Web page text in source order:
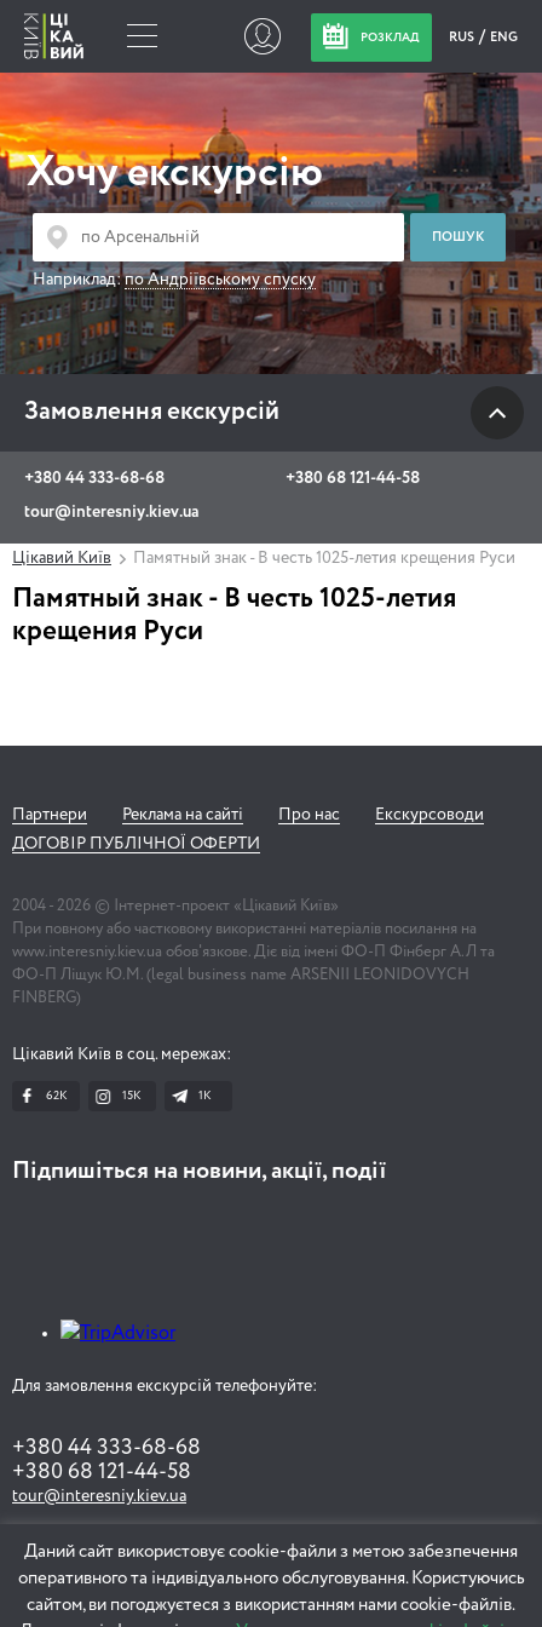
РОЗКЛАД RUS ENG
Хочу екскурсію
Наприклад:по Андріївському спуску
Замовлення екскурсій
+380 44 333-68-68
+380 68 121-44-58
tour@interesniy.kiev.ua
Замовлення
екскурсій
+380 44 333-68-68
+380 68 121-44-58
tour@interesniy.kiev.ua
з 10.00 до 19:30 щоденно
Viber WhatsApp
Цікавий Київ Памятный знак - В честь 1025-летия крещения Руси
Памятный знак - В честь 1025-летия
крещения Руси
Партнери Реклама на сайті Про нас
Екскурсоводи
ДОГОВІР ПУБЛІЧНОЇ ОФЕРТИ
2004 - 2026 © Інтернет-проект «Цікавий Київ»
При повному або частковому використанні матеріалів посилання на
www.interesniy.kiev.ua обов'язкове. Діє від імені ФО-П Фінберг А.Л та
ФО-П Ліщук Ю.М. (legal business name ARSENII LEONIDOVYCH
FINBERG)
Цікавий Київ в соц. мережах:
62K 15K 1К
Підпишіться на новини, акції, події
Для замовлення екскурсій телефонуйте:
+380 44 333-68-68
+380 68 121-44-58
tour@interesniy.kiev.ua
ЗАМОВИТИ ЕКСКУРСІЮ
Даний сайт використовує cookie-файли з метою забезпечення
оперативного та індивідуального обслуговування. Користуючись
сайтом, ви погоджуєтеся з використанням нами cookie-файлів.